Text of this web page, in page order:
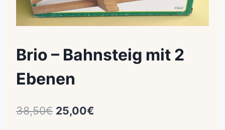
Brio – Bahnsteig mit 2
Ebenen
38,50€ Ursprünglicher
25,00€